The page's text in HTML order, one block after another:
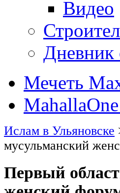
Видео
Дневник
Мечеть
Ислам в Ульяновске
мусульманский
Первый